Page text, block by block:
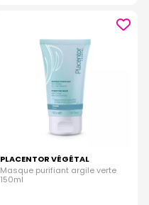
PLACENTOR VÉGÉTAL
Masque purifiant argile verte
150ml